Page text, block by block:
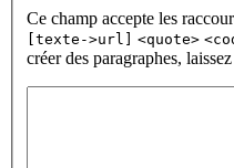
Ce champ accepte les
[texte->url]
<quote>
créer des paragraphes,